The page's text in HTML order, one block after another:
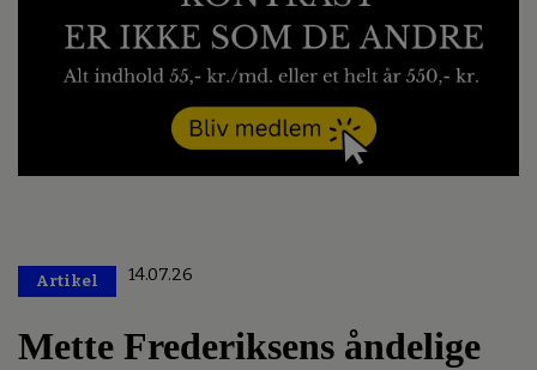
Artikel 14.07.26
Mette Frederiksens åndelige